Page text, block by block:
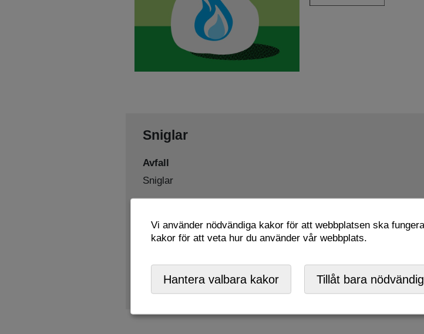
Sniglar
Avfall
Sniglar
Restavfall
Vi använder nödvändiga kakor för att webbplatsen ska
kakor för att veta hur du använder vår webbplats.
Hantera valbara kakor Tillåt bara